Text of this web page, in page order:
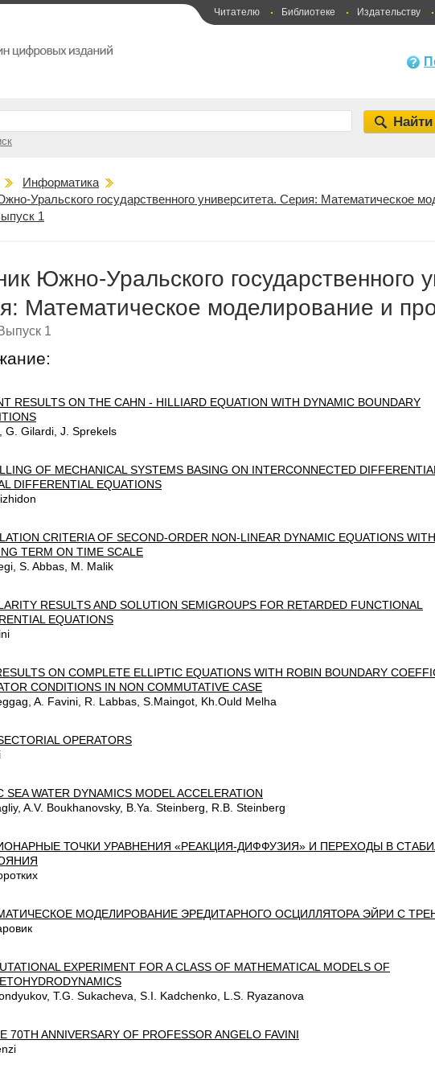
Читателю Библиотеке Издательству
Информатика
Уральского государственного университета. Серия: Математическое
1
Южно-Уральского государственного
Математическое моделирование и
1
RESULTS ON THE CAHN - HILLIARD EQUATION WITH DYNAMIC BOUNDARY
G. Gilardi, J. Sprekels
OF MECHANICAL SYSTEMS BASING ON INTERCONNECTED
DIFFERENTIAL EQUATIONS
CRITERIA OF SECOND-ORDER NON-LINEAR DYNAMIC EQUATIONS
TERM ON TIME SCALE
S. Abbas, M. Malik
RESULTS AND SOLUTION SEMIGROUPS FOR RETARDED FUNCTIONAL
EQUATIONS
ON COMPLETE ELLIPTIC EQUATIONS WITH ROBIN BOUNDARY
CONDITIONS IN NON COMMUTATIVE CASE
A. Favini, R. Labbas, S.Maingot, Kh.Ould Melha
OPERATORS
SEA WATER DYNAMICS MODEL ACCELERATION
A.V. Boukhanovsky, B.Ya. Steinberg, R.B. Steinberg
ТОЧКИ УРАВНЕНИЯ «РЕАКЦИЯ-ДИФФУЗИЯ» И ПЕРЕХОДЫ В
МОДЕЛИРОВАНИЕ ЭРЕДИТАРНОГО ОСЦИЛЛЯТОРА ЭЙРИ С
EXPERIMENT FOR A CLASS OF MATHEMATICAL MODELS OF
T.G. Sukacheva, S.I. Kadchenko, L.S. Ryazanova
70TH ANNIVERSARY OF PROFESSOR ANGELO FAVINI